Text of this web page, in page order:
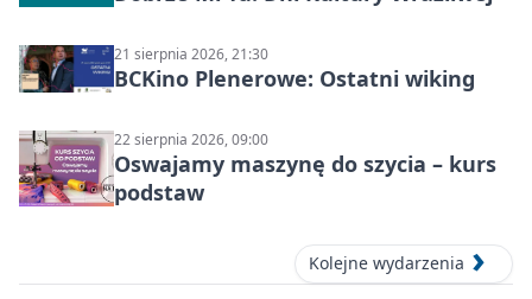
21 sierpnia 2026, 21:30
BCKino Plenerowe: Ostatni wiking
22 sierpnia 2026, 09:00
Oswajamy maszynę do szycia – kurs
podstaw
Kolejne wydarzenia